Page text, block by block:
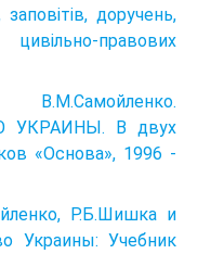
доручень,
правових
УКРАИНЫ. В двух
«Основа», 1996 -
Р.Б.Шишка и
Украины: Учебник